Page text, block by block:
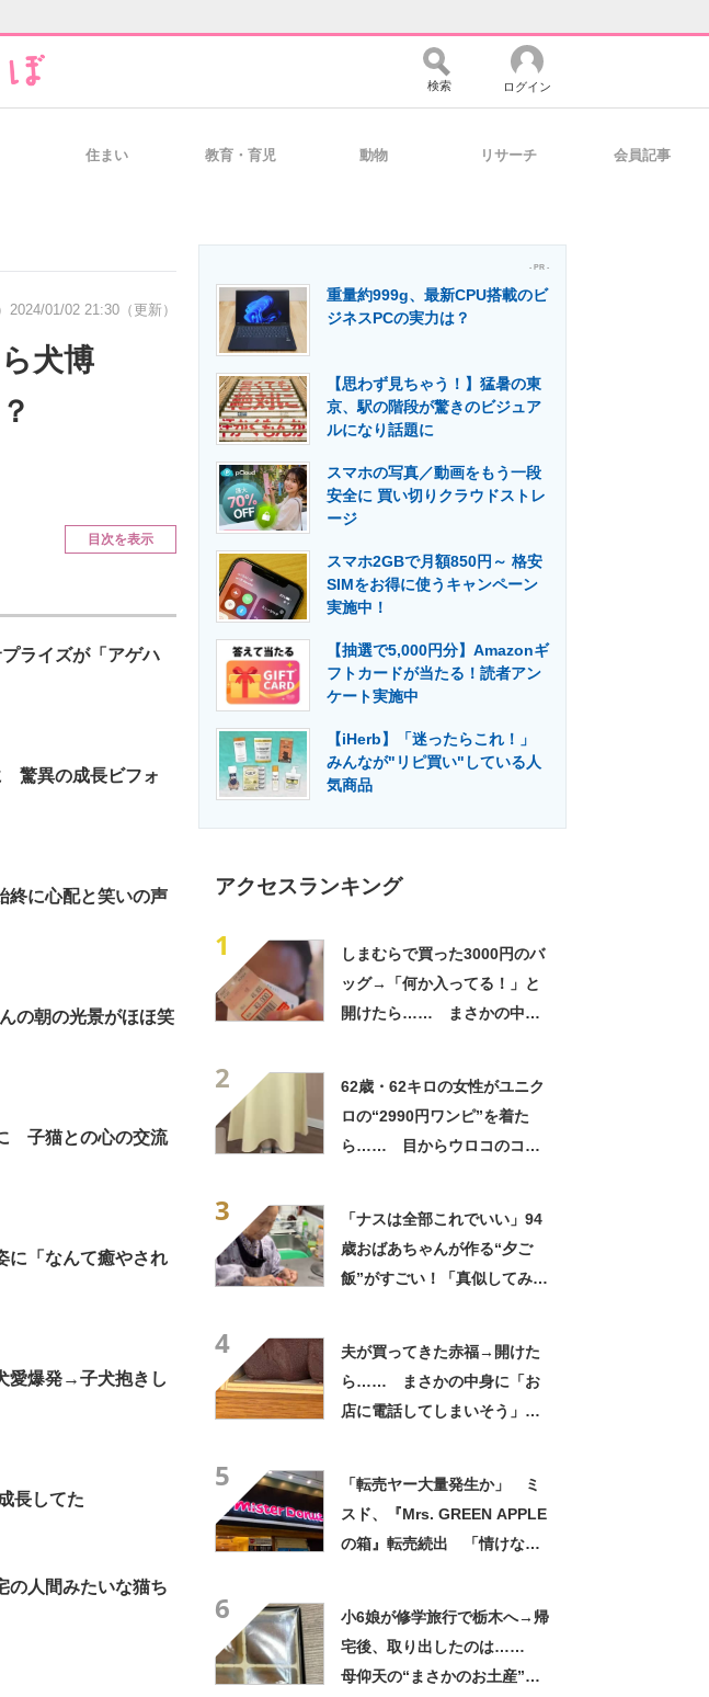
経営リーダーのコミュニティ マーケ×ITの今がよく分かる
・事例 製造業のIT導入・活用を支援
エネルギーの専門メディア 建設×テクノロジーの最前線
検索 ログイン
住まい 教育・育児 動物 リサーチ 会員記事
2024/01/02 21:30（更新）
犬博
目次を表示
ライズが「アゲハ
驚異の成長ビフォ
終に心配と笑いの声
の朝の光景がほほ笑
子猫との心の交流
に「なんて癒やされ
愛爆発→子犬抱きし
長してた
人間みたいな猫ち
- PR -
重量約999g、最新CPU搭載のビ
ジネスPCの実力は？
【思わず見ちゃう！】猛暑の東
京、駅の階段が驚きのビジュア
ルになり話題に
スマホの写真／動画をもう一段
安全に 買い切りクラウドストレ
ージ
スマホ2GBで月額850円～ 格安
SIMをお得に使うキャンペーン
実施中！
【抽選で5,000円分】Amazonギ
フトカードが当たる！読者アン
ケート実施中
【iHerb】「迷ったらこれ！」
みんなが"リピ買い"している人
気商品
アクセスランキング
1
しまむらで買った3000円のバ
ッグ→「何か入ってる！」と
開けたら…… まさかの中身
2
62歳・62キロの女性がユニク
ロの“2990円ワンピ”を着た
ら…… 目からウロコのコー
3
「ナスは全部これでいい」94
歳おばあちゃんが作る“夕ご
飯”がすごい！「真似してみま
4
夫が買ってきた赤福→開けた
ら…… まさかの中身に「お
店に電話してしまいそう」
5
「転売ヤー大量発生か」 ミ
スド、『Mrs. GREEN APPLE
の箱』転売続出 「情けない
6
小6娘が修学旅行で栃木へ→帰
宅後、取り出したのは……
母仰天の“まさかのお土産”に